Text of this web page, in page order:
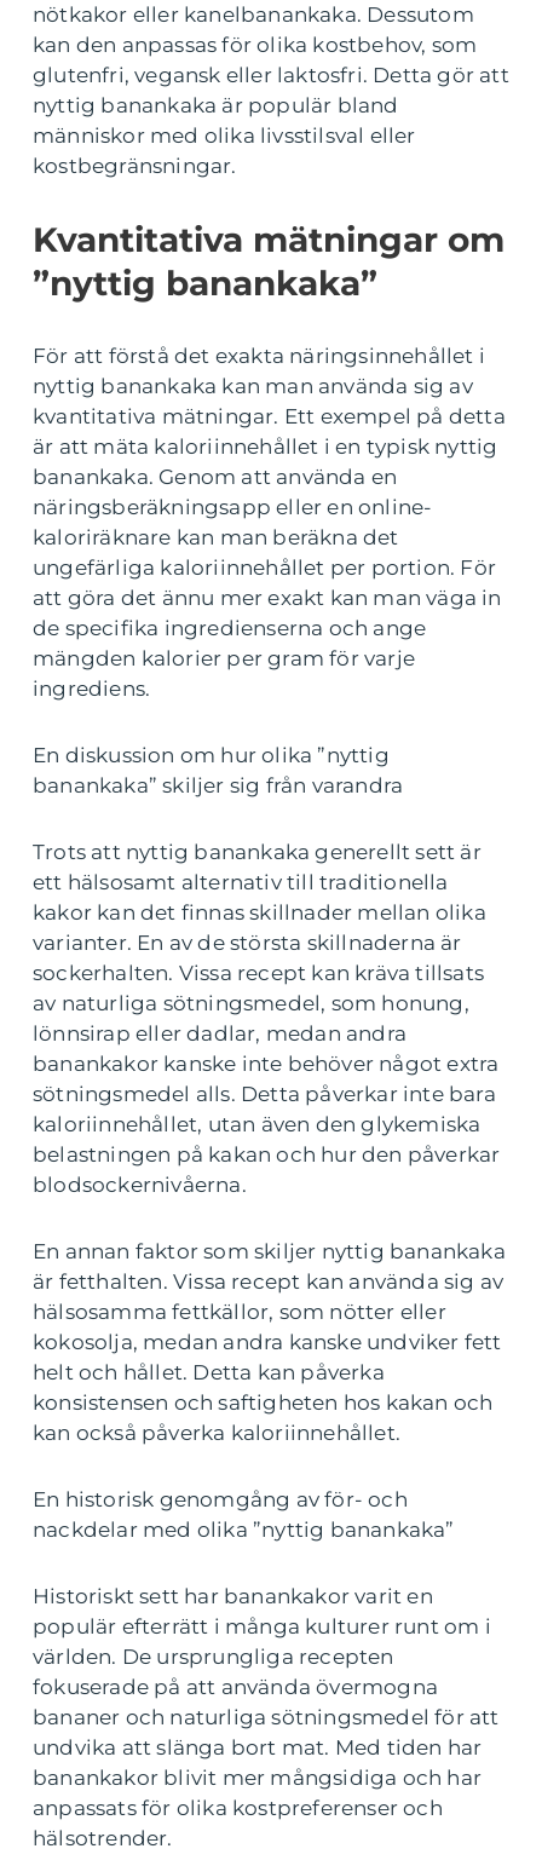
nötkakor eller kanelbanankaka. Dessutom
kan den anpassas för olika kostbehov, som
glutenfri, vegansk eller laktosfri. Detta gör att
nyttig banankaka är populär bland
människor med olika livsstilsval eller
kostbegränsningar.
Kvantitativa mätningar om
”nyttig banankaka”
För att förstå det exakta näringsinnehållet i
nyttig banankaka kan man använda sig av
kvantitativa mätningar. Ett exempel på detta
är att mäta kaloriinnehållet i en typisk nyttig
banankaka. Genom att använda en
näringsberäkningsapp eller en online-
kaloriräknare kan man beräkna det
ungefärliga kaloriinnehållet per portion. För
att göra det ännu mer exakt kan man väga in
de specifika ingredienserna och ange
mängden kalorier per gram för varje
ingrediens.
En diskussion om hur olika ”nyttig
banankaka” skiljer sig från varandra
Trots att nyttig banankaka generellt sett är
ett hälsosamt alternativ till traditionella
kakor kan det finnas skillnader mellan olika
varianter. En av de största skillnaderna är
sockerhalten. Vissa recept kan kräva tillsats
av naturliga sötningsmedel, som honung,
lönnsirap eller dadlar, medan andra
banankakor kanske inte behöver något extra
sötningsmedel alls. Detta påverkar inte bara
kaloriinnehållet, utan även den glykemiska
belastningen på kakan och hur den påverkar
blodsockernivåerna.
En annan faktor som skiljer nyttig banankaka
är fetthalten. Vissa recept kan använda sig av
hälsosamma fettkällor, som nötter eller
kokosolja, medan andra kanske undviker fett
helt och hållet. Detta kan påverka
konsistensen och saftigheten hos kakan och
kan också påverka kaloriinnehållet.
En historisk genomgång av för- och
nackdelar med olika ”nyttig banankaka”
Historiskt sett har banankakor varit en
populär efterrätt i många kulturer runt om i
världen. De ursprungliga recepten
fokuserade på att använda övermogna
bananer och naturliga sötningsmedel för att
undvika att slänga bort mat. Med tiden har
banankakor blivit mer mångsidiga och har
anpassats för olika kostpreferenser och
hälsotrender.